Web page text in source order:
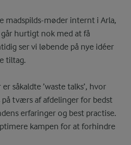
madspilds-møder internt i Arla,
hurtigt nok med at få
ser vi løbende på nye idéer
tiltag.
såkaldte ’waste talks’, hvor
på tværs af afdelinger for bedst
erfaringer og best practise.
kampen for at forhindre